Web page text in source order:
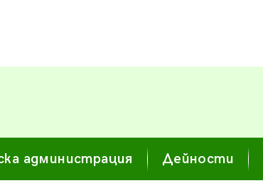
администрация Дейности